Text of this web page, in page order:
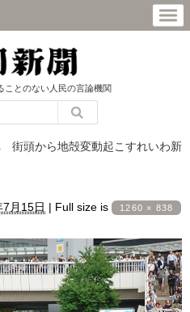
ことのない人民の言論機関
頭から地殻変動起こすれいわ新
7月15日 | Full size is 1260 × 838